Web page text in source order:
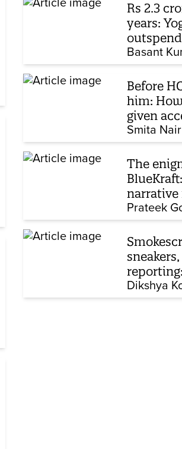
Rs 2.3
years:
when it
ads
Basant
Before
him:
given
victim’s
chats to
defence
Smita Nair
The
behind
Prateek
online
against
Dikshya